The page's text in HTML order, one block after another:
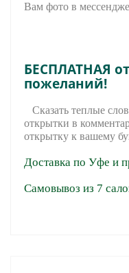
Вам фото в
БЕСПЛАТНАЯ
пожеланий!
Сказать теплые
открытки в
открытку к вашему
Доставка по Уфе и
Самовывоз из 7